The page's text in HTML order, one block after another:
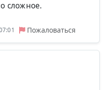
сложное.
Пожаловаться